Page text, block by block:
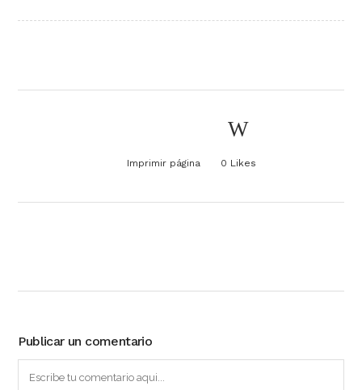
Imprimir página 0 Likes
Publicar un comentario